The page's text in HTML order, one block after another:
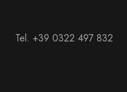
Tel. +39 0322 497 832